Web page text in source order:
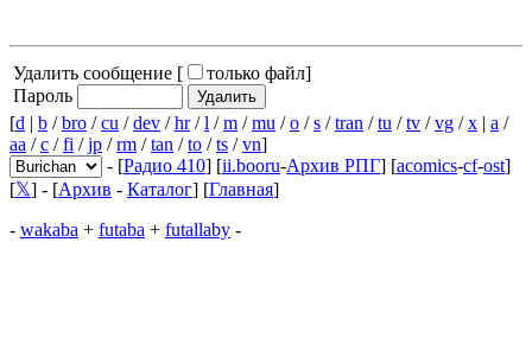
Удалить сообщение [ только файл]
Пароль
[d | b /bro /cu /dev /hr/l /m /mu /o /s /tran /tu /tv /vg /x | a /
aa /c /fi /jp /rm /tan /to /ts /vn]
- [Радио 410] [ii.booru-Архив РПГ] [acomics-cf-ost]
[𝕏] - [Архив - Каталог] [Главная]
- wakaba + futaba + futallaby -